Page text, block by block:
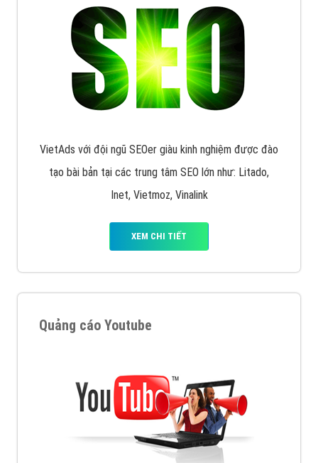
VietAds với đội ngũ SEOer giàu kinh nghiệm được đào
tạo bài bản tại các trung tâm SEO lớn như: Litado,
Inet, Vietmoz, Vinalink
XEM CHI TIẾT
Quảng cáo Youtube